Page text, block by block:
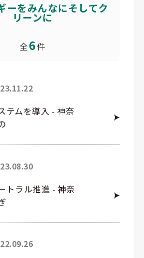
ーをみんなにそしてク
リーンに
全6件
テムを導入 - 神奈
トラル推進 - 神奈